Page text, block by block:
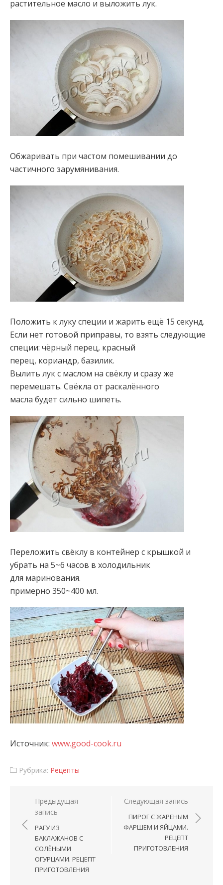
растительное масло и выложить лук.
Обжаривать при частом помешивании до
частичного зарумянивания.
Положить к луку специи и жарить ещё 15 секунд.
Если нет готовой приправы, то взять следующие
специи: чёрный перец, красный
перец, кориандр, базилик.
Вылить лук с маслом на свёклу и сразу же
перемешать. Свёкла от раскалённого
масла будет сильно шипеть.
Переложить свёклу в контейнер с крышкой и
убрать на 5~6 часов в холодильник
для маринования.
примерно 350~400 мл.
Источник: www.good-cook.ru
Рубрика: Рецепты
Навигация по записям
Предыдущая
запись
РАГУ ИЗ
БАКЛАЖАНОВ С
СОЛЁНЫМИ
ОГУРЦАМИ. РЕЦЕПТ
ПРИГОТОВЛЕНИЯ
Следующая запись
ПИРОГ С ЖАРЕНЫМ
ФАРШЕМ И ЯЙЦАМИ.
РЕЦЕПТ
ПРИГОТОВЛЕНИЯ